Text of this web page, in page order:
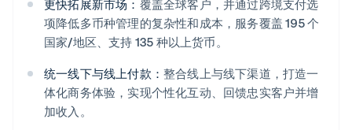
更快拓展新市场： 覆盖全球客户，并通过跨境支付选
项降低多币种管理的复杂性和成本，服务覆盖 195 个
国家/地区、支持 135 种以上货币。
统一线下与线上付款： 整合线上与线下渠道，打造一
体化商务体验，实现个性化互动、回馈忠实客户并增
加收入。
阿联酋